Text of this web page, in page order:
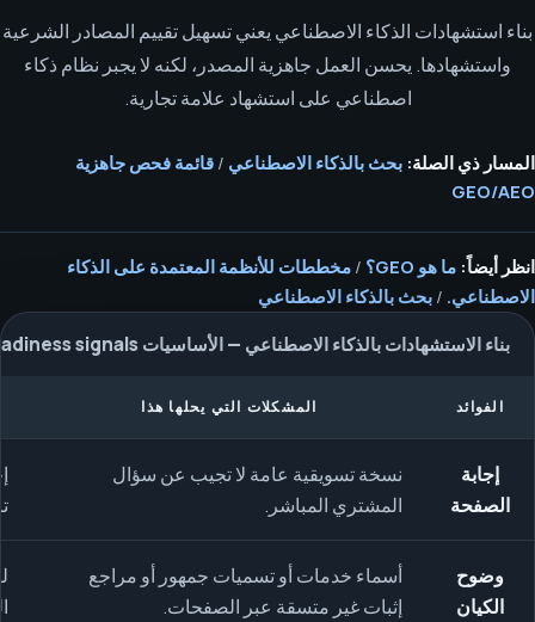
بناء استشهادات الذكاء الاصطناعي يعني تسهيل تقييم المصادر الشرعية
واستشهادها. يحسن العمل جاهزية المصدر، لكنه لا يجبر نظام ذكاء
اصطناعي على استشهاد علامة تجارية.
المسار ذي الصلة: بحث بالذكاء الاصطناعي / قائمة فحص جاهزية
GEO/AEO
انظر أيضاً: ما هو GEO؟ / مخططات للأنظمة المعتمدة على الذكاء
الاصطناعي. / بحث بالذكاء الاصطناعي
بناء الاستشهادات بالذكاء الاصطناعي — الأساسيات answer-readiness signals
الفوائد المشكلات التي يحلها هذا
إجابة
الصفحة
نسخة تسويقية عامة لا تجيب عن سؤال
المشتري المباشر.
وضوح
الكيان
أسماء خدمات أو تسميات جمهور أو مراجع
إثبات غير متسقة عبر الصفحات.